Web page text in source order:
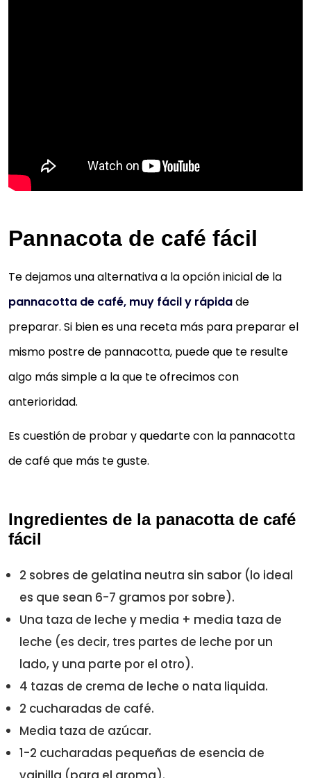
Pannacota de café fácil
Te dejamos una alternativa a la opción inicial de la
pannacotta de café, muy fácil y rápidade
preparar. Si bien es una receta más para preparar el
mismo postre de pannacotta, puede que te resulte
algo más simple a la que te ofrecimos con
anterioridad.
Es cuestión de probar y quedarte con la pannacotta
de café que más te guste.
Ingredientes de la panacotta de café
fácil
2 sobres de gelatina neutra sin sabor (lo ideal
es que sean 6-7 gramos por sobre).
Una taza de leche y media + media taza de
leche (es decir, tres partes de leche por un
lado, y una parte por el otro).
4 tazas de crema de leche o nata liquida.
2 cucharadas de café.
Media taza de azúcar.
1-2 cucharadas pequeñas de esencia de